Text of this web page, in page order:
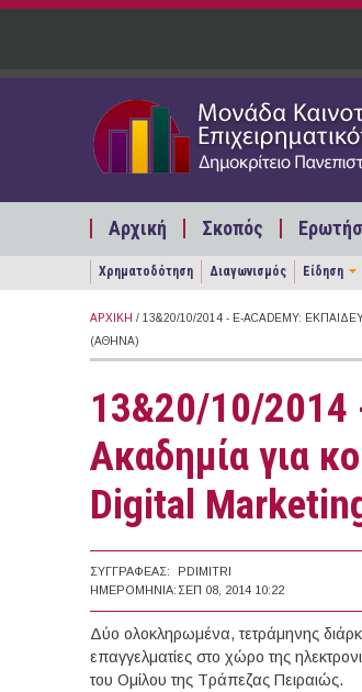
Παράκαμψη προς το κυρίως περιεχόμενο
Αρχική Σκοπός
Χρηματοδότηση Διαγωνισμός Είδηση
ΑΡΧΙΚΉ / 13&20/10/2014 - E-ACADEMY:
(ΑΘΉΝΑ)
13&20/10/2014
Ακαδημία για
Digital
ΣΥΓΓΡΑΦΈΑΣ:
PDIMITRI
ΗΜΕΡΟΜΗΝΊΑ: ΣΕΠ 08, 2014 10:22
Δύο ολοκληρωμένα, τετράμηνης
επαγγελματίες στο χώρο της
του Ομίλου της Τράπεζας Πειραιώς.